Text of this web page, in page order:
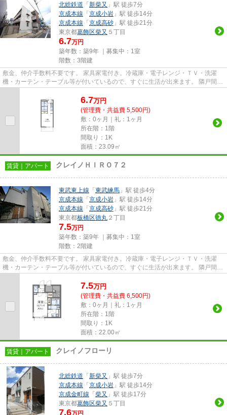
北総鉄道 「 新柴又 」駅 徒歩7分
京成本線 「 京成小岩 」駅 徒歩14分
京成本線 「 京成高砂 」駅 徒歩21分
東京都葛飾区柴又 ５丁目
6.7万円
築年数：築9年 ｜募集中： 1室
階数：3階建
敷金、仲介手数料不要です。 家具家電付き。冷蔵庫・電子レンジ・ＴＶ・洗濯
機・カーテン・テーブル等が付いているので、すぐに生活が出来ます。 隣戸間の
6.7万円
(管理費・共益費 5,500円)
敷：0ヶ月｜礼：1ヶ月
所在階：1階
間取り：1K
面積：23.09㎡
賃貸｜アパート クレイノＨＩＲＯ７２
東武東上線 「 東武練馬 」駅 徒歩4分
京成本線 「 京成小岩 」駅 徒歩14分
京成本線 「 京成高砂 」駅 徒歩21分
東京都板橋区徳丸 ２丁目
7.5万円
築年数：築9年 ｜募集中： 1室
階数：2階建
敷金、仲介手数料不要です。 家具家電付き。冷蔵庫・電子レンジ・ＴＶ・洗濯
機・カーテン・テーブル等が付いているので、すぐに生活が出来ます。 隣戸間の
7.5万円
(管理費・共益費 6,500円)
敷：0ヶ月｜礼：1ヶ月
所在階：1階
間取り：1K
面積：22.00㎡
賃貸｜アパート クレイノフローリ
北総鉄道 「 新柴又 」駅 徒歩7分
京成本線 「 京成小岩 」駅 徒歩14分
京成金町線 「 柴又 」駅 徒歩17分
東京都葛飾区柴又 ５丁目
7.6万円